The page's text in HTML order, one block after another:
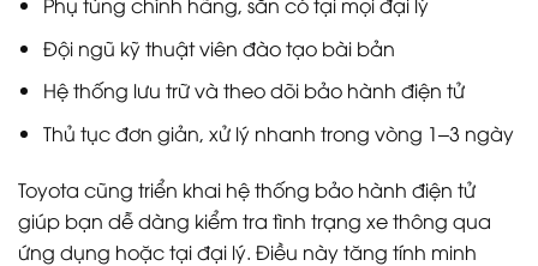
Đội ngũ kỹ thuật viên đào tạo bài bản
Hệ thống lưu trữ và theo dõi bảo hành điện tử
Thủ tục đơn giản, xử lý nhanh trong vòng 1–3 ngày
Toyota cũng triển khai hệ thống bảo hành điện tử
giúp bạn dễ dàng kiểm tra tình trạng xe thông qua
ứng dụng hoặc tại đại lý. Điều này tăng tính minh